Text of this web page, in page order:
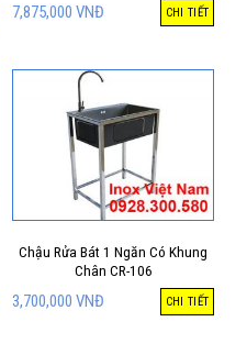
7,875,000 VNĐ CHI TIẾT
Chậu Rửa Bát 1 Ngăn Có Khung
Chân CR-106
3,700,000 VNĐ CHI TIẾT